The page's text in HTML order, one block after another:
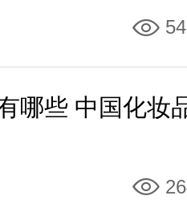
哪些 中国化妆